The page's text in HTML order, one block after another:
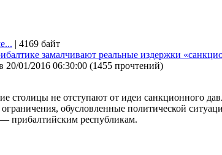
| 4169 байт
замалчивают реальные издержки
20/01/2016 06:30:00 (1455 прочтений)
столицы не отступают от идеи санкционного
ограничения, обусловленные политической
прибалтийским республикам.